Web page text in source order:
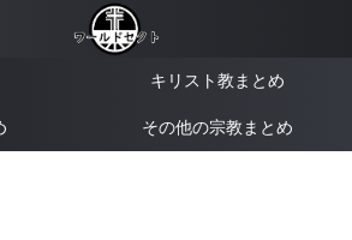
キリスト教まとめ
その他の宗教まとめ